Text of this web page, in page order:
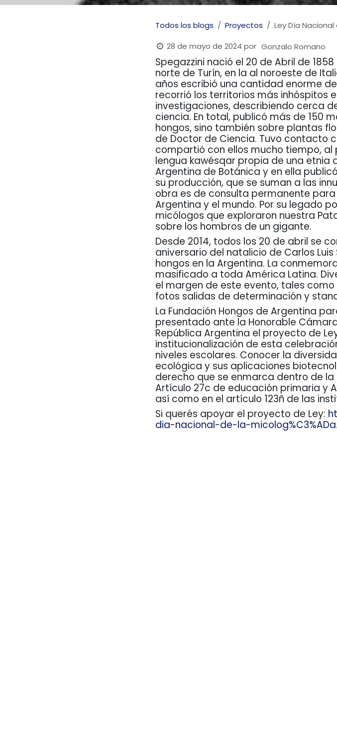
Todos los blogs Proyectos
Ley Día
28 de mayo de 2024 por Gonzalo Romano
Spegazzini nació el 20 de Abril de
norte de Turín, en la al noroeste de
años escribió una cantidad enorme
recorrió los territorios más inhóspitos
investigaciones, describiendo cerca
ciencia. En total, publicó más de 150
hongos, sino también sobre plantas
de Doctor de Ciencia. Tuvo contacto
compartió con ellos mucho tiempo,
lengua kawésqar propia de una etnia
Argentina de Botánica y en ella
su producción, que se suman a las
obra es de consulta permanente
Argentina y el mundo. Por su legado
micólogos que exploraron nuestra
sobre los hombros de un gigante.
Desde 2014, todos los 20 de abril se
aniversario del natalicio de Carlos
hongos en la Argentina. La
masificado a toda América Latina.
el margen de este evento, tales
fotos salidas de determinación y
La Fundación Hongos de Argentina
presentado ante la Honorable
República Argentina el proyecto de
institucionalización de esta
niveles escolares. Conocer la
ecológica y sus aplicaciones
derecho que se enmarca dentro de la
Artículo 27c de educación primaria y
así como en el artículo 123ñ de las
Si querés apoyar el proyecto de Ley:
dia-nacional-de-la-micolog%C3%ADa.